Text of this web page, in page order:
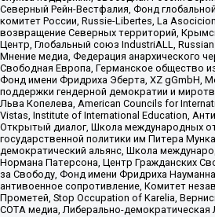
Северный Рейн-Вестфалия, Фонд
комитет России, Russie-Libertes, La
возвращение Северных территорий,
Центр, Глобальный союз IndustriALL,
Мнение медиа, Федерация анархического
Свободная Европа, Германское общество
Фонд имени Фридриха Эберта, XZ gGmbH,
поддержки гендерной демократии и
Льва Копелева, American Councils for
Vistas, Institute of International Education,
Открытый диалог, Школа международных
государственной политики им Питера
демократический альянс, Школа
Нормана Патерсона, Центр Гражданских
за Свободу, Фонд имени Фридриха
антивоенное сопротивление, Комитет
Прометей, Stop Occupation of Karelia,
СОТА медиа, Либерально-демократическая